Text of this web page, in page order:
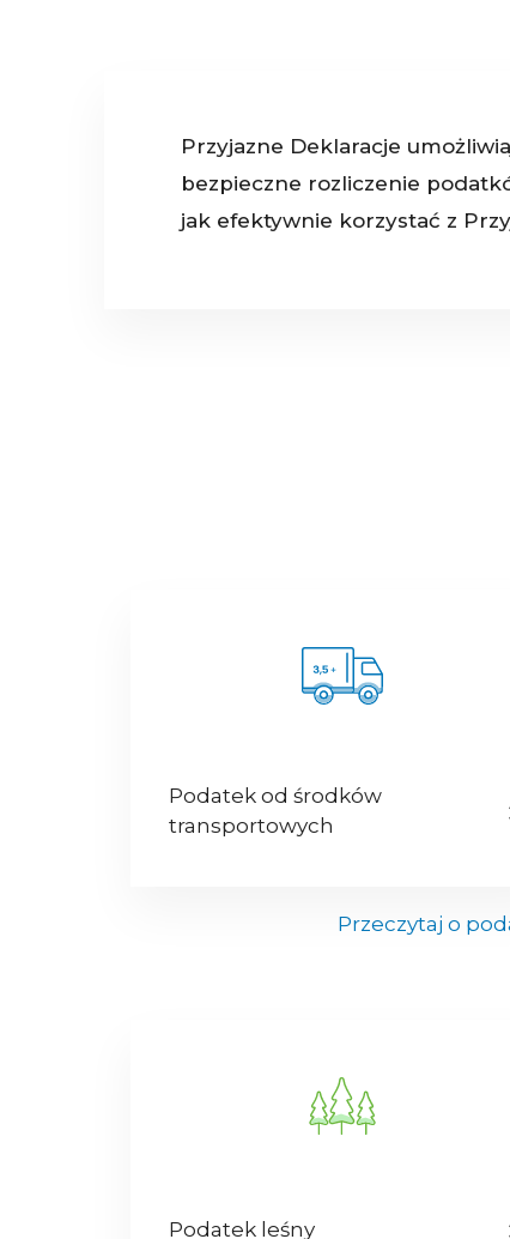
Przyjazne Deklaracje
bezpieczne rozliczenie
jak efektywnie korzystać z
Podatek od środków
transportowych
Przeczytaj o
Podatek leśny